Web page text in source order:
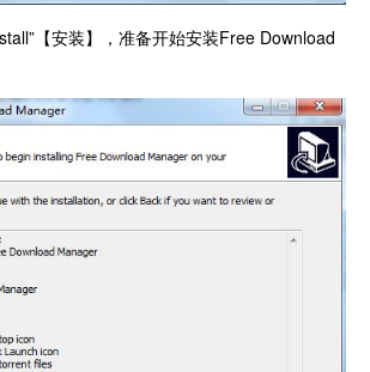
【安装】，准备开始安装Free Download